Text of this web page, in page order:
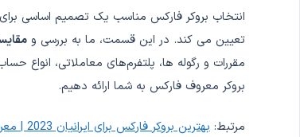
انتخاب بروکر فارکس مناسب یک تصمیم اساسی برای
تعیین می کند. در این قسمت، ما به بررسی و
مقررات و رگوله ها، پلتفرم‌های معاملاتی،
بروکر معروف فارکس به شما ارائه دهیم.
مرتبط: بهترین بروکر فارکس برای ایرانیان 2023 | معرفی بروکرهای فارکس